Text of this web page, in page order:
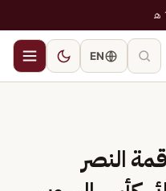
EN
النصر